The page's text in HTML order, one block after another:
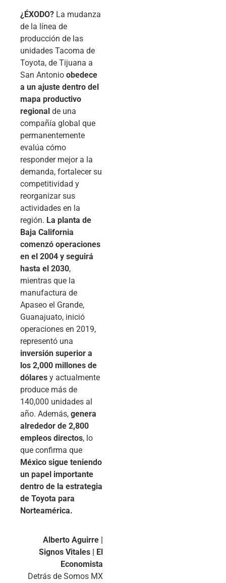
¿ÉXODO? La mudanza
de la línea de
producción de las
unidades Tacoma de
Toyota, de Tijuana a
San Antonio obedece
a un ajuste dentro del
mapa productivo
regional de una
compañía global que
permanentemente
evalúa cómo
responder mejor a la
demanda, fortalecer su
competitividad y
reorganizar sus
actividades en la
región. La planta de
Baja California
comenzó operaciones
en el 2004 y seguirá
hasta el 2030,
mientras que la
manufactura de
Apaseo el Grande,
Guanajuato, inició
operaciones en 2019,
representó una
inversión superior a
los 2,000 millones de
dólares y actualmente
produce más de
140,000 unidades al
año. Además, genera
alrededor de 2,800
empleos directos, lo
que confirma que
México sigue teniendo
un papel importante
dentro de la estrategia
de Toyota para
Norteamérica.
Alberto Aguirre |
Signos Vitales | El
Economista
Detrás de Somos MX